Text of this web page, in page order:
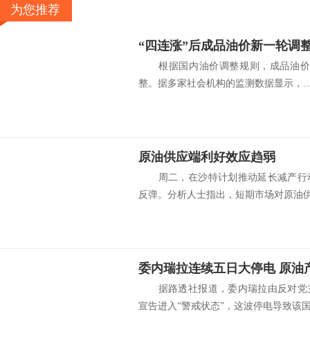
为您推荐
“四连涨”后成品油价新一轮调
根据国内油价调整规则，成品油价
整。据多家社会机构的监测数据显示，
原油供应端利好效应趋弱
周二，在沙特计划推动延长减产行
反弹。分析人士指出，短期市场对原油
据路透社报道，委内瑞拉由反对党
宣告进入“警戒状态”，这波停电导致该